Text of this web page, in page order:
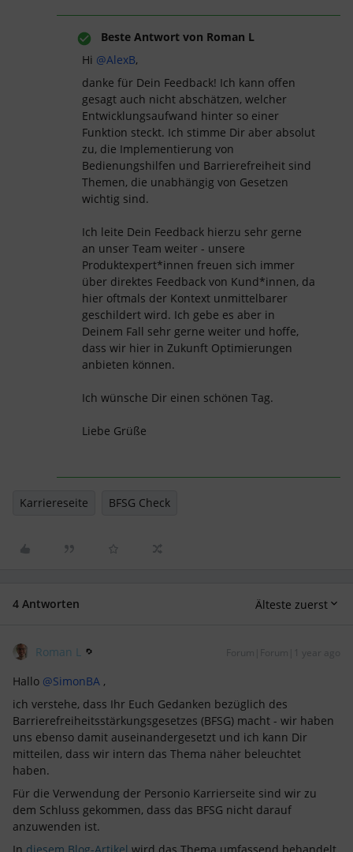
Beste Antwort von Roman L
Hi ​ @AlexB,
danke für Dein Feedback! Ich kann offen
gesagt auch nicht abschätzen, welcher
Entwicklungsaufwand hinter so einer
Funktion steckt. Ich stimme Dir aber absolut
zu, die Implementierung von
Bedienungshilfen und Barrierefreiheit sind
Themen, die unabhängig von Gesetzen
wichtig sind.
Ich leite Dein Feedback hierzu sehr gerne
an unser Team weiter - unsere
Produktexpert*innen freuen sich immer
über direktes Feedback von Kund*innen, da
hier oftmals der Kontext unmittelbarer
geschildert wird. Ich gebe es aber in
Deinem Fall sehr gerne weiter und hoffe,
dass wir hier in Zukunft Optimierungen
anbieten können.
Ich wünsche Dir einen schönen Tag.
Liebe Grüße
Karriereseite BFSG Check
4 Antworten Älteste zuerst
Roman L Forum|Forum|1 year ago
Hallo ​ @SimonBA ,
ich verstehe, dass Ihr Euch Gedanken bezüglich des
Barrierefreiheitsstärkungsgesetzes (BFSG) macht - wir haben
uns ebenso damit auseinandergesetzt und ich kann Dir
mitteilen, dass wir intern das Thema näher beleuchtet
haben.
Für die Verwendung der Personio Karrierseite sind wir zu
dem Schluss gekommen, dass das BFSG nicht darauf
anzuwenden ist.